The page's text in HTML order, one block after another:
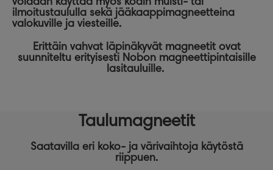
ilmoitustaululla sekä jääkaappimagneetteina
valokuville ja viesteille.
Erittäin vahvat läpinäkyvät magneetit ovat
suunniteltu erityisesti Nobon magneettipintaisille
lasitauluille.
Taulumagneetit
Saatavilla eri koko- ja värivaihtoja käytöstä
riippuen.